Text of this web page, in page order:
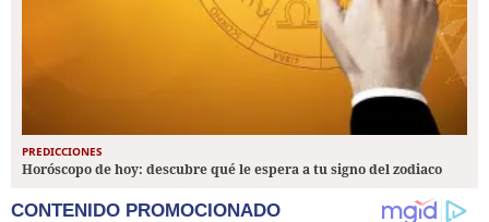
PREDICCIONES
Horóscopo de hoy: descubre qué le espera a tu signo del zodiaco
CONTENIDO PROMOCIONADO